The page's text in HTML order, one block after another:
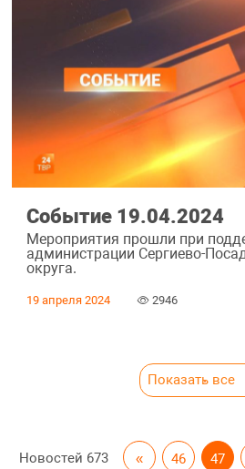
Событие 19.04.2024
Мероприятия прошли при
администрации Сергиево-
округа.
19 апреля 2024 2946
Показать все
Новостей 673 « 46 47